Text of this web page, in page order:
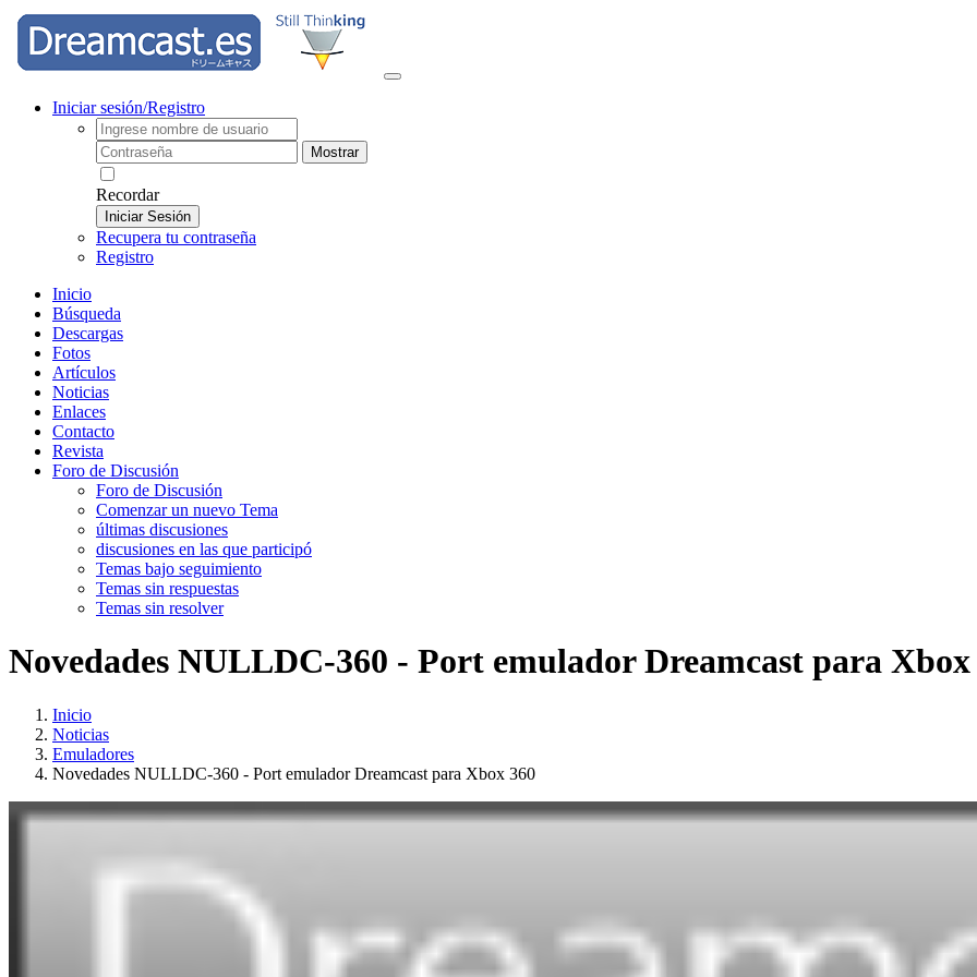
Iniciar sesión/Registro
Mostrar
Recordar
Iniciar Sesión
Recupera tu contraseña
Registro
Inicio
Búsqueda
Descargas
Fotos
Artículos
Noticias
Enlaces
Contacto
Revista
Foro de Discusión
Foro de Discusión
Comenzar un nuevo Tema
últimas discusiones
discusiones en las que participó
Temas bajo seguimiento
Temas sin respuestas
Temas sin resolver
Novedades NULLDC-360 - Port emulador Dreamcast para Xbox
Inicio
Noticias
Emuladores
Novedades NULLDC-360 - Port emulador Dreamcast para Xbox 360